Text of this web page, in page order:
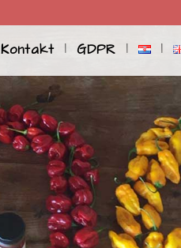
Kontakt GDPR